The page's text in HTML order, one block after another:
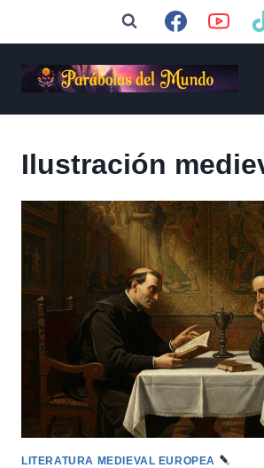
Ilustración
LITERATURA MEDIEVAL EUROPEA